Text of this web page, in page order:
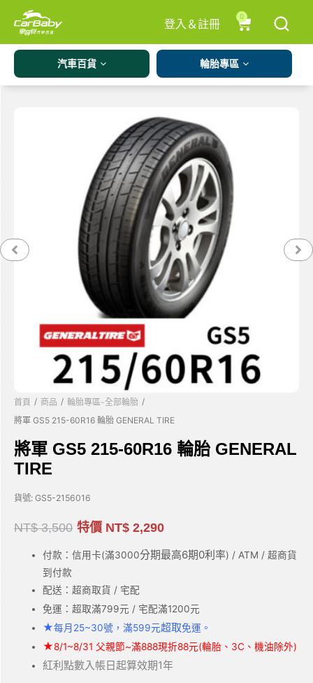
登入＆註冊
0
汽車百貨 輪胎專區
首頁 / 商品 / 輪胎專區-全部輪胎 /
將軍 GS5 215-60R16 輪胎 GENERAL TIRE
將軍 GS5 215-60R16 輪胎 GENERAL
TIRE
貨號: GS5-2156016
NT$3,500 特價 NT$ 2,290
付款：信用卡(滿3000分期最高6期0利率) / ATM / 超商貨
到付款
配送：超商取貨 / 宅配
免運：超取滿799元 / 宅配滿1200元
★每月25~30號，滿599元超取免運。
★8/1~8/31 父親節~滿888現折88元(輪胎、3C、機油除外)
紅利點數入帳日起算效期1年